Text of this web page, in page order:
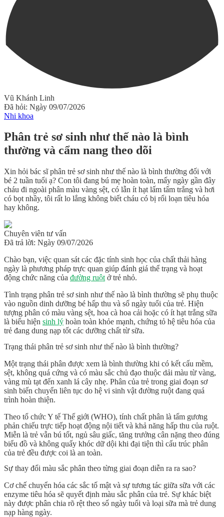
Vũ Khánh Linh
Đã hỏi: Ngày 09/07/2026
Nhi khoa
Phân trẻ sơ sinh như thế nào là bình
thường và cẩm nang theo dõi
Xin hỏi bác sĩ phân trẻ sơ sinh như thế nào là bình thường đối với
bé 2 tuần tuổi ạ? Con tôi đang bú mẹ hoàn toàn, mấy ngày gần đây
cháu đi ngoài phân màu vàng sệt, có lẫn ít hạt lấm tấm trắng và hơi
có bọt nhầy, tôi rất lo lắng không biết cháu có bị rối loạn tiêu hóa
hay không.
Chuyên viên tư vấn
Đã trả lời: Ngày 09/07/2026
Chào bạn, việc quan sát các đặc tính sinh học của chất thải hàng
ngày là phương pháp trực quan giúp đánh giá thể trạng và hoạt
động chức năng của đường ruột ở trẻ nhỏ.
Tình trạng phân trẻ sơ sinh như thế nào là bình thường sẽ phụ thuộc
vào nguồn dinh dưỡng bé hấp thu và số ngày tuổi của trẻ. Hiện
tượng phân có màu vàng sệt, hoa cà hoa cải hoặc có ít hạt trắng sữa
là biểu hiện sinh lý hoàn toàn khỏe mạnh, chứng tỏ hệ tiêu hóa của
trẻ đang dung nạp tốt các dưỡng chất từ sữa.
Trạng thái phân trẻ sơ sinh như thế nào là bình thường?
Một trạng thái phân được xem là bình thường khi có kết cấu mềm,
sệt, không quá cứng và có màu sắc chủ đạo thuộc dải màu từ vàng,
vàng mù tạt đến xanh lá cây nhẹ. Phân của trẻ trong giai đoạn sơ
sinh biến chuyển liên tục do hệ vi sinh vật đường ruột đang quá
trình hoàn thiện.
Theo tổ chức Y tế Thế giới (WHO), tính chất phân là tấm gương
phản chiếu trực tiếp hoạt động nội tiết và khả năng hấp thu của ruột.
Miễn là trẻ vẫn bú tốt, ngủ sâu giấc, tăng trưởng cân nặng theo đúng
biểu đồ và không quấy khóc dữ dội khi đại tiện thì cấu trúc phân
của trẻ đều được coi là an toàn.
Sự thay đổi màu sắc phân theo từng giai đoạn diễn ra ra sao?
Cơ chế chuyển hóa các sắc tố mật và sự tương tác giữa sữa với các
enzyme tiêu hóa sẽ quyết định màu sắc phân của trẻ. Sự khác biệt
này được phân chia rõ rệt theo số ngày tuổi và loại sữa mà trẻ dung
nạp hàng ngày.